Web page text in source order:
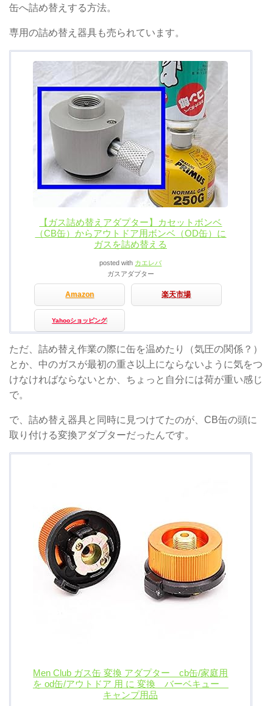
缶へ詰め替えする方法。
専用の詰め替え器具も売られています。
【ガス詰め替えアダプター】カセットボンベ
（CB缶）からアウトドア用ボンベ（OD缶）に
ガスを詰め替える
posted with カエレバ
ガスアダプター
Amazon 楽天市場
Yahooショッピング
ただ、詰め替え作業の際に缶を温めたり（気圧の関係？）
とか、中のガスが最初の重さ以上にならないように気をつ
けなければならないとか、ちょっと自分には荷が重い感じ
で。
で、詰め替え器具と同時に見つけてたのが、CB缶の頭に
取り付ける変換アダプターだったんです。
Men Club ガス缶 変換 アダプター cb缶/家庭用
を od缶/アウトドア 用 に 変換 バーベキュー
キャンプ用品